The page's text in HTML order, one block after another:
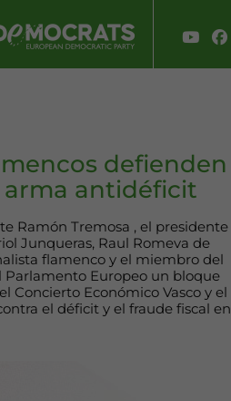
defienden
arma antidéficit
Ramón Tremosa , el presidente
Junqueras, Raul Romeva de
flamenco y el miembro del
Parlamento Europeo un bloque
Concierto Económico Vasco y el
el déficit y el fraude fiscal en